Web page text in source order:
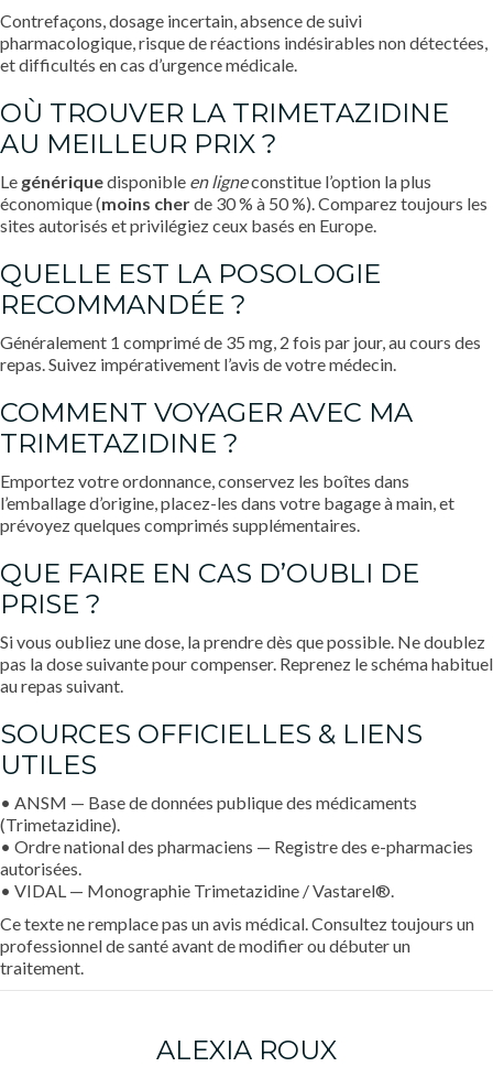
Contrefaçons, dosage incertain, absence de suivi
pharmacologique, risque de réactions indésirables non détectées,
et difficultés en cas d’urgence médicale.
OÙ TROUVER LA TRIMETAZIDINE
AU MEILLEUR PRIX ?
Le génériquedisponible en ligneconstitue l’option la plus
économique (moins cherde 30 % à 50 %). Comparez toujours les
sites autorisés et privilégiez ceux basés en Europe.
QUELLE EST LA POSOLOGIE
RECOMMANDÉE ?
Généralement 1 comprimé de 35 mg, 2 fois par jour, au cours des
repas. Suivez impérativement l’avis de votre médecin.
COMMENT VOYAGER AVEC MA
TRIMETAZIDINE ?
Emportez votre ordonnance, conservez les boîtes dans
l’emballage d’origine, placez-les dans votre bagage à main, et
prévoyez quelques comprimés supplémentaires.
QUE FAIRE EN CAS D’OUBLI DE
PRISE ?
Si vous oubliez une dose, la prendre dès que possible. Ne doublez
pas la dose suivante pour compenser. Reprenez le schéma habituel
au repas suivant.
SOURCES OFFICIELLES & LIENS
UTILES
• ANSM — Base de données publique des médicaments
(Trimetazidine).
• Ordre national des pharmaciens — Registre des e-pharmacies
autorisées.
• VIDAL — Monographie Trimetazidine / Vastarel®.
Ce texte ne remplace pas un avis médical. Consultez toujours un
professionnel de santé avant de modifier ou débuter un
traitement.
ALEXIA ROUX